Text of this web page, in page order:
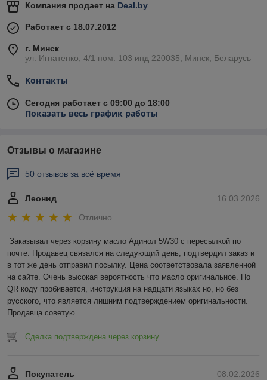
Компания продает на Deal.by
Работает с 18.07.2012
г. Минск
ул. Игнатенко, 4/1 пом. 103 инд 220035, Минск, Беларусь
Контакты
Сегодня работает с 09:00 до 18:00
Показать весь график работы
Отзывы о магазине
50 отзывов за всё время
16.03.2026
Леонид
Отлично
Заказывал через корзину масло Адинол 5W30 с пересылкой по
почте. Продавец связался на следующий день, подтвердил заказ и
в тот же день отправил посылку. Цена соответствовала заявленной
на сайте. Очень высокая вероятность что масло оригинальное. По
QR коду пробивается, инструкция на надцати языках но, но без
русского, что является лишним подтверждением оригинальности.
Продавца советую.
Сделка подтверждена через корзину
08.02.2026
Покупатель